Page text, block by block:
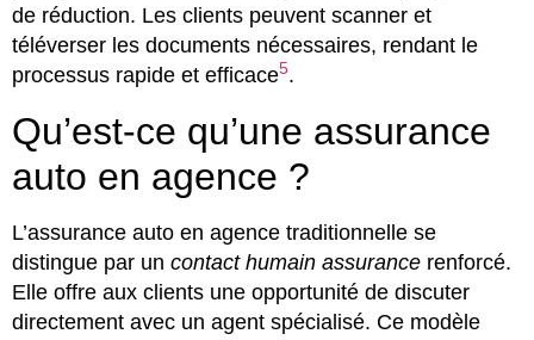
de réduction. Les clients peuvent scanner et
téléverser les documents nécessaires, rendant le
processus rapide et efficace5.
Qu’est-ce qu’une assurance
auto en agence ?
L’assurance auto en agence traditionnelle se
distingue par un contact humain assurance renforcé.
Elle offre aux clients une opportunité de discuter
directement avec un agent spécialisé. Ce modèle